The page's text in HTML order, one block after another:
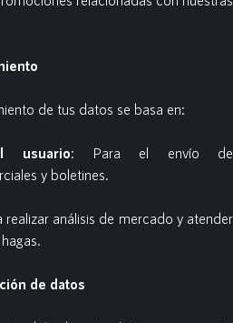
de tus datos se basa en:
usuario: Para el envío de
y boletines.
realizar análisis de mercado y atender
de datos